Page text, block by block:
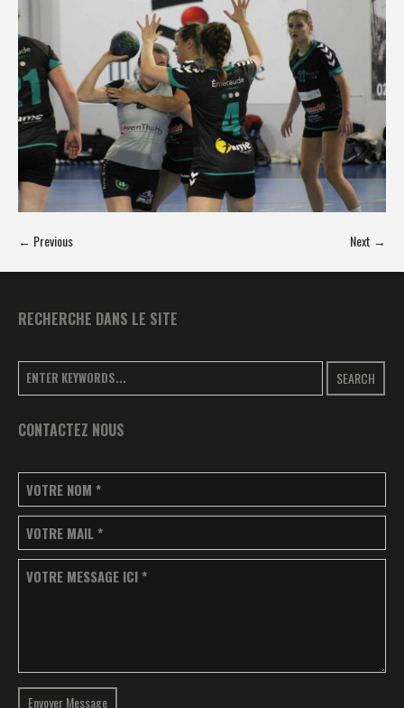
← Previous Next →
RECHERCHE DANS LE SITE
SEARCH
CONTACTEZ NOUS
VOTRE NOM *
VOTRE MAIL *
VOTRE MESSAGE ICI *
Envoyer Message